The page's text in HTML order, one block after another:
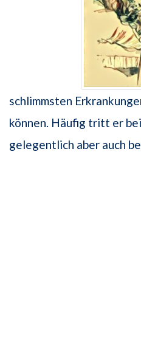
schlimmsten
können. Häufig tritt er bei
gelegentlich aber auch